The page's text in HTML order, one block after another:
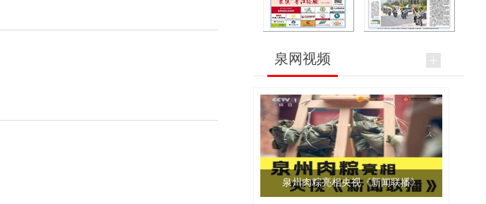
泉网视频
泉州肉粽亮相央视《新闻联播》